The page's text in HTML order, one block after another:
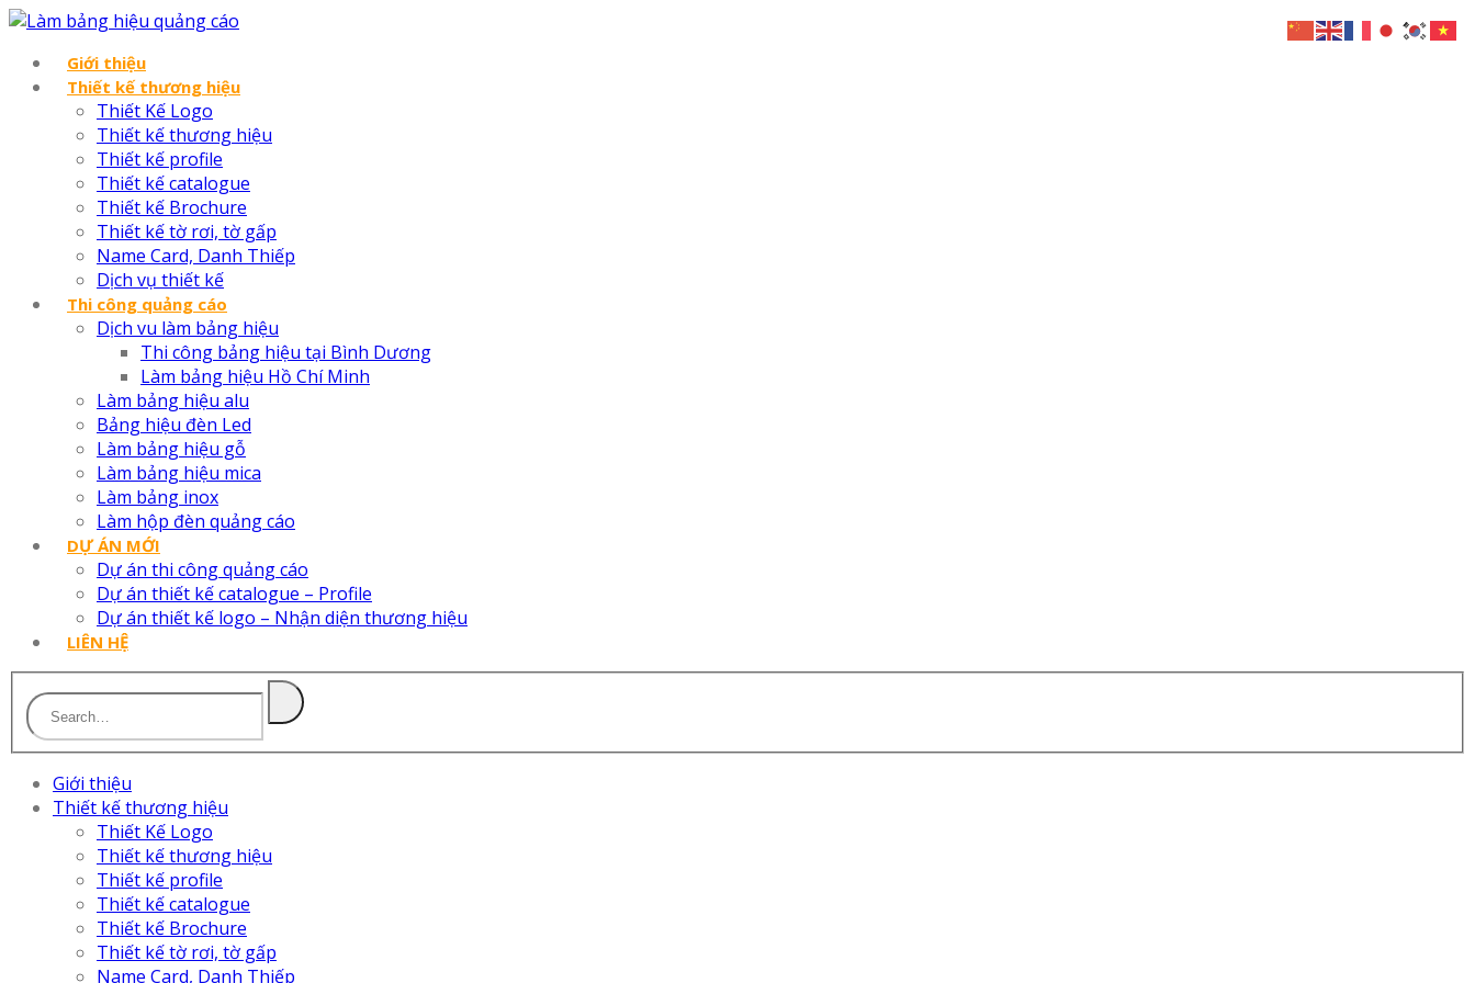
Giới thiệu
Thiết kế thương hiệu
Thiết Kế Logo
Thiết kế thương hiệu
Thiết kế profile
Thiết kế catalogue
Thiết kế Brochure
Thiết kế tờ rơi, tờ gấp
Name Card, Danh Thiếp
Dịch vụ thiết kế
Thi công quảng cáo
Dịch vu làm bảng hiệu
Thi công bảng hiệu tại Bình Dương
Làm bảng hiệu Hồ Chí Minh
Làm bảng hiệu alu
Bảng hiệu đèn Led
Làm bảng hiệu gỗ
Làm bảng hiệu mica
Làm bảng inox
Làm hộp đèn quảng cáo
DỰ ÁN MỚI
Dự án thi công quảng cáo
Dự án thiết kế catalogue – Profile
Dự án thiết kế logo – Nhận diện thương hiệu
LIÊN HỆ
Giới thiệu
Thiết kế thương hiệu
Thiết Kế Logo
Thiết kế thương hiệu
Thiết kế profile
Thiết kế catalogue
Thiết kế Brochure
Thiết kế tờ rơi, tờ gấp
Name Card, Danh Thiếp